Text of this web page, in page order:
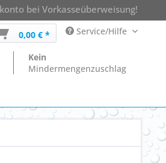
bei Vorkasseüberweisung!
0,00 € * Service/Hilfe
Kein
Mindermengenzuschlag